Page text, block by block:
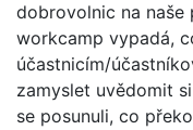
dobrovolnic na
workcamp vypadá,
účastnicím/
zamyslet uvědomit
se posunuli, co